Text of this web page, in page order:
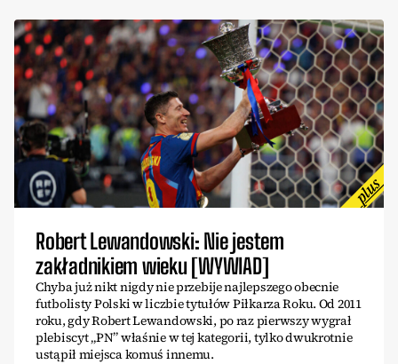
Robert Lewandowski: Nie jestem
zakładnikiem wieku [WYWIAD]
Chyba już nikt nigdy nie przebije najlepszego obecnie
futbolisty Polski w liczbie tytułów Piłkarza Roku. Od 2011
roku, gdy Robert Lewandowski, po raz pierwszy wygrał
plebiscyt „PN” właśnie w tej kategorii, tylko dwukrotnie
ustąpił miejsca komuś innemu.